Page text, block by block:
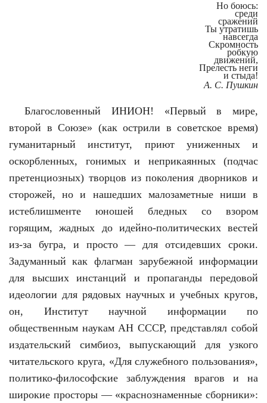
Но боюсь:
среди
сражений
Ты утратишь
навсегда
Скромность
робкую
движений,
Прелесть неги
и стыда!
А. С. Пушкин
Благословенный ИНИОН! «Первый в мире,
второй в Союзе» (как острили в советское время)
гуманитарный институт, приют униженных и
оскорбленных, гонимых и неприкаянных (подчас
претенциозных) творцов из поколения дворников и
сторожей, но и нашедших малозаметные ниши в
истеблишменте юношей бледных со взором
горящим, жадных до идейно-политических вестей
из-за бугра, и просто — для отсидевших сроки.
Задуманный как флагман зарубежной информации
для высших инстанций и пропаганды передовой
идеологии для рядовых научных и учебных кругов,
он, Институт научной информации по
общественным наукам АН СССР, представлял собой
издательский симбиоз, выпускающий для узкого
читательского круга, «Для служебного пользования»,
политико-философские заблуждения врагов и на
широкие просторы — «краснознаменные сборники»: